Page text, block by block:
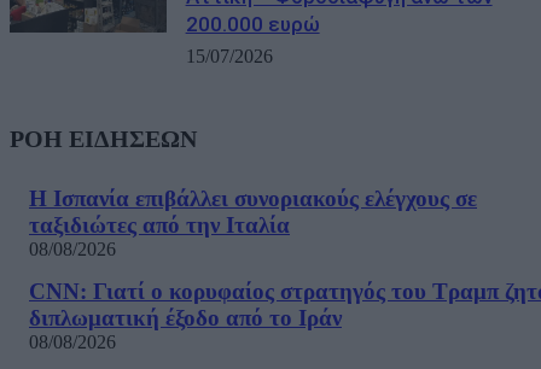
200.000 ευρώ
15/07/2026
ΡΟΗ ΕΙΔΗΣΕΩΝ
Η Ισπανία επιβάλλει συνοριακούς ελέγχους σε
ταξιδιώτες από την Ιταλία
08/08/2026
CNN: Γιατί ο κορυφαίος στρατηγός του Τραμπ
διπλωματική έξοδο από το Ιράν
08/08/2026